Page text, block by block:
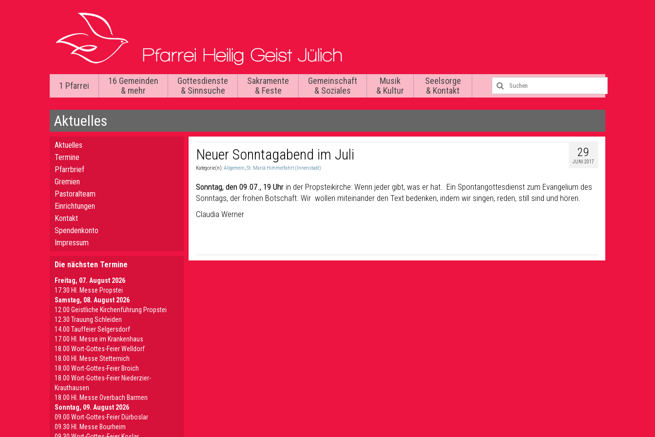
1 Pfarrei
16 Gemeinden
& mehr
Gottesdienste
& Sinnsuche
Sakramente
& Feste
Gemeinschaft
& Soziales
Musik
& Kultur
Seelsorge
& Kontakt
Aktuelles
29
JUNI 2017
Neuer Sonntagabend im Juli
Kategorie(n):Allgemein,St. Mariä Himmelfahrt (Innenstadt)
Sonntag, den 09.07., 19 Uhr in der Propsteikirche: Wenn jeder gibt, was er hat. Ein Spontangottesdienst zum Evangelium des
Sonntags, der frohen Botschaft. Wir wollen miteinander den Text bedenken, indem wir singen, reden, still sind und hören.
Claudia Werner
Aktuelles
Termine
Pfarrbrief
Gremien
Pastoralteam
Einrichtungen
Kontakt
Spendenkonto
Impressum
Die nächsten Termine
Freitag, 07. August 2026
17.30 Hl. Messe Propstei
Samstag, 08. August 2026
12.00 Geistliche Kirchenführung Propstei
12.30 Trauung Schleiden
14.00 Tauffeier Selgersdorf
17.00 Hl. Messe im Krankenhaus
18.00 Wort-Gottes-Feier Welldorf
18.00 Hl. Messe Stetternich
18.00 Wort-Gottes-Feier Broich
18.00 Wort-Gottes-Feier Niederzier-
Krauthausen
18.00 Hl. Messe Overbach Barmen
Sonntag, 09. August 2026
09.00 Wort-Gottes-Feier Dürboslar
09.30 HI. Messe Bourheim